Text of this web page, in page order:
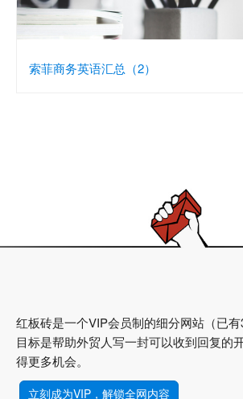
索菲商务英语汇总（2）
红板砖是一个VIP会员制的细分网站（已有
目标是帮助外贸人写一封可以收到回复的
得更多机会。
立刻成为VIP，解锁全网内容